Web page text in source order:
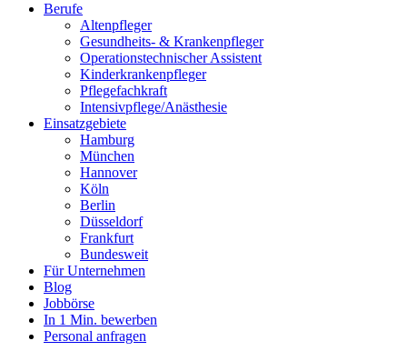
Berufe
Altenpfleger
Gesundheits- & Krankenpfleger
Operationstechnischer Assistent
Kinderkrankenpfleger
Pflegefachkraft
Intensivpflege/Anästhesie
Einsatzgebiete
Hamburg
München
Hannover
Köln
Berlin
Düsseldorf
Frankfurt
Bundesweit
Für Unternehmen
Blog
Jobbörse
In 1 Min. bewerben
Personal anfragen